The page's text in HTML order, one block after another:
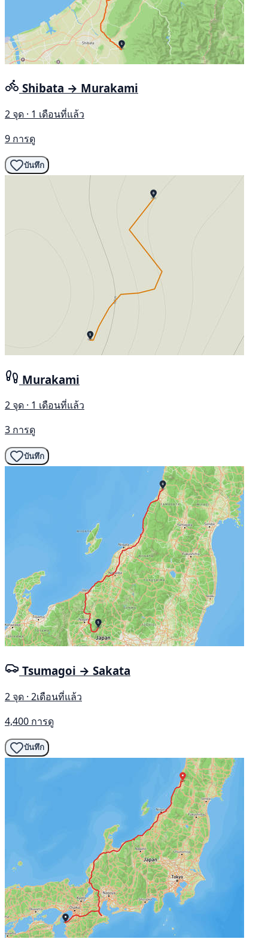
Shibata → Murakami
2 จุด · 1 เดือนที่แล้ว
9 การดู
บันทึก
Murakami
2 จุด · 1 เดือนที่แล้ว
3 การดู
บันทึก
Tsumagoi → Sakata
2 จุด · 2เดือนที่แล้ว
4,400 การดู
บันทึก